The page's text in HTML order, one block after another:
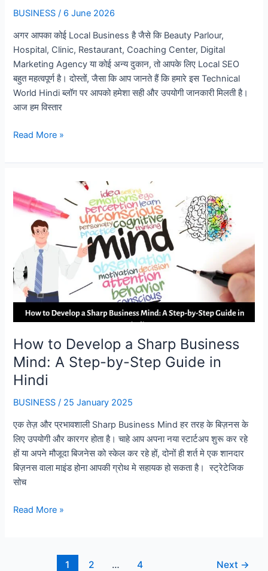
BUSINESS / 6 June 2026
अगर आपका कोई Local Business है जैसे कि Beauty Parlour,
Hospital, Clinic, Restaurant, Coaching Center, Digital
Marketing Agency या कोई अन्य दुकान, तो आपके लिए Local SEO
बहुत महत्वपूर्ण है। दोस्तों, जैसा कि आप जानते हैं कि हमारे इस Technical
World Hindi ब्लॉग पर आपको हमेशा सही और उपयोगी जानकारी मिलती है।
आज हम विस्तार
Local
Kaise
2026
में
Local
Business
Google
पर
Rank
की
पूरी
जानकारी
Read More »
How to Develop a Sharp Business
Mind: A Step-by-Step Guide in
Hindi
BUSINESS / 25 January 2025
एक तेज़ और प्रभावशाली Sharp Business Mind हर तरह के बिज़नस के
लिए उपयोगी और कारगर होता है। चाहे आप अपना नया स्टार्टअप शुरू कर रहे
हों या अपने मौजूदा बिजनेस को स्केल कर रहे हों, दोनों ही शर्त मे एक शानदार
बिज़नस वाला माइंड होना आपकी ग्रोथ मे सहायक हो सकता है। स्ट्रेटेजिक
सोच
How
Read More »
1 2 … 4 Next →